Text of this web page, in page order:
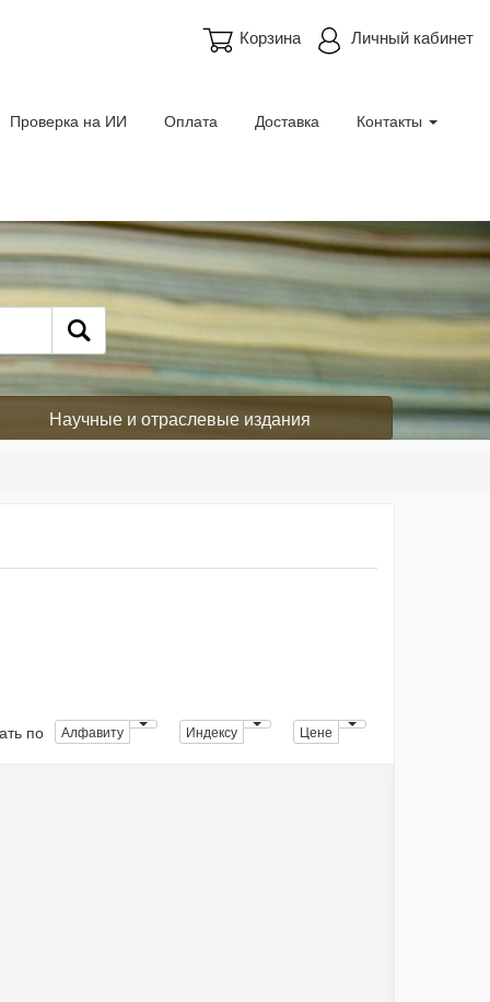
Личный кабинет
Корзина
Проверка на ИИ Оплата Доставка Контакты
Научные и отраслевые издания
по Алфавиту Индексу Цене